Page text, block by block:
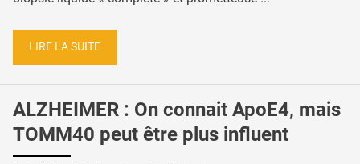
LIRE LA SUITE
ALZHEIMER : On connait ApoE4, mais
TOMM40 peut être plus influent